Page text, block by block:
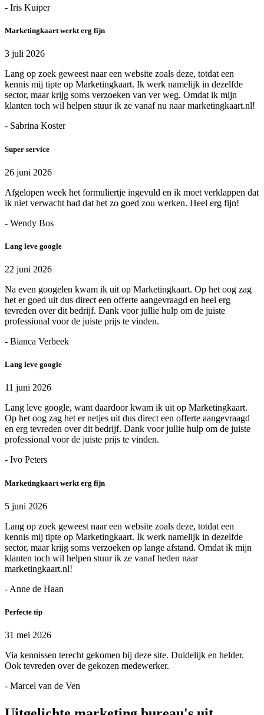
- Iris Kuiper
Marketingkaart werkt erg fijn
3 juli 2026
Lang op zoek geweest naar een website zoals deze, totdat een
kennis mij tipte op Marketingkaart. Ik werk namelijk in dezelfde
sector, maar krijg soms verzoeken van ver weg. Omdat ik mijn
klanten toch wil helpen stuur ik ze vanaf nu naar marketingkaart.nl!
- Sabrina Koster
Super service
26 juni 2026
Afgelopen week het formuliertje ingevuld en ik moet verklappen dat
ik niet verwacht had dat het zo goed zou werken. Heel erg fijn!
- Wendy Bos
Lang leve google
22 juni 2026
Na even googelen kwam ik uit op Marketingkaart. Op het oog zag
het er goed uit dus direct een offerte aangevraagd en heel erg
tevreden over dit bedrijf. Dank voor jullie hulp om de juiste
professional voor de juiste prijs te vinden.
- Bianca Verbeek
Lang leve google
11 juni 2026
Lang leve google, want daardoor kwam ik uit op Marketingkaart.
Op het oog zag het er netjes uit dus direct een offerte aangevraagd
en erg tevreden over dit bedrijf. Dank voor jullie hulp om de juiste
professional voor de juiste prijs te vinden.
- Ivo Peters
Marketingkaart werkt erg fijn
5 juni 2026
Lang op zoek geweest naar een website zoals deze, totdat een
kennis mij tipte op Marketingkaart. Ik werk namelijk in dezelfde
sector, maar krijg soms verzoeken op lange afstand. Omdat ik mijn
klanten toch wil helpen stuur ik ze vanaf heden naar
marketingkaart.nl!
- Anne de Haan
Perfecte tip
31 mei 2026
Via kennissen terecht gekomen bij deze site. Duidelijk en helder.
Ook tevreden over de gekozen medewerker.
- Marcel van de Ven